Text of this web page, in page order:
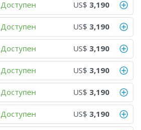
Доступен US$ 3,190
Доступен US$ 3,190
Доступен US$ 3,190
Доступен US$ 3,190
Доступен US$ 3,190
Доступен US$ 3,190